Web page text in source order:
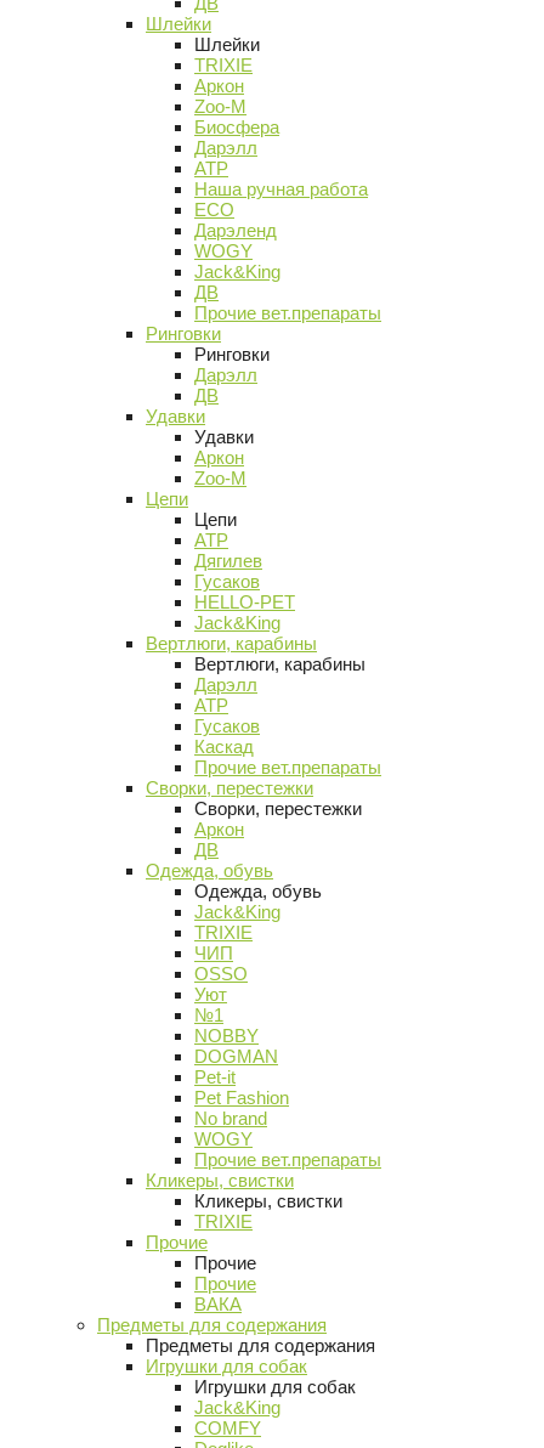
Шлейки
Шлейки
TRIXIE
Аркон
Zoo-M
Биосфера
Дарэлл
АТР
Наша ручная работа
ECO
Дарэленд
WOGY
Jack&King
ДВ
Прочие вет.препараты
Ринговки
Ринговки
Дарэлл
ДВ
Удавки
Удавки
Аркон
Zoo-M
Цепи
Цепи
АТР
Дягилев
Гусаков
HELLO-PET
Jack&King
Вертлюги, карабины
Вертлюги, карабины
Дарэлл
АТР
Гусаков
Каскад
Прочие вет.препараты
Сворки, перестежки
Сворки, перестежки
Аркон
ДВ
Одежда, обувь
Одежда, обувь
Jack&King
TRIXIE
ЧИП
OSSO
Уют
№1
NOBBY
DOGMAN
Pet-it
Pet Fashion
No brand
WOGY
Прочие вет.препараты
Кликеры, свистки
Кликеры, свистки
TRIXIE
Прочие
Прочие
Прочие
ВАКА
Предметы для содержания
Предметы для содержания
Игрушки для собак
Игрушки для собак
Jack&King
COMFY